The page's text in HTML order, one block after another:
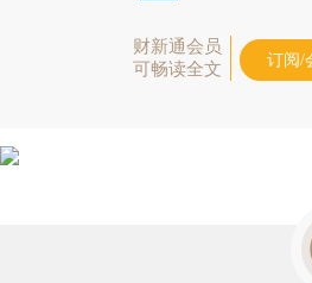
财新通会员
可畅读全文
订阅/